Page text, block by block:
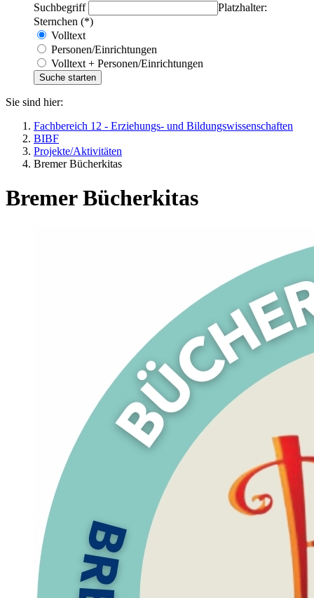
Suchbegriff
Platzhalter:
Sternchen (*)
Volltext
Personen/Einrichtungen
Volltext + Personen/Einrichtungen
Sie sind hier:
Fachbereich 12 - Erziehungs- und Bildungswissenschaften
BIBF
Projekte/Aktivitäten
Bremer Bücherkitas
Bremer Bücherkitas